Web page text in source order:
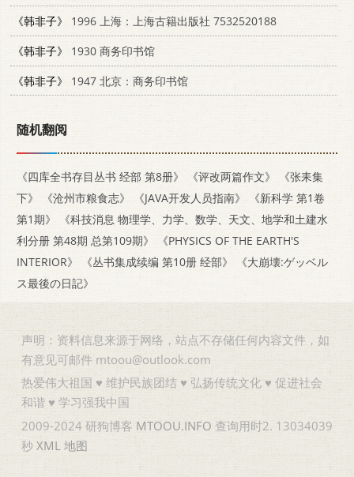
《韩非子》
1996 上海：上海古籍出版社 7532520188
《韩非子》
1930 商务印书馆
《韩非子》
1947 北京：商务印书馆
随机翻阅
《四库全书存目丛书 经部 第8册》 《评改两篇作文》
《张耒集
下》
《沧州市粮食志》 《JAVA开发人员指南》
《新科学 第1卷
第1期》
《科技消息 物理学、力学、数学、天文、地学和土建水
利分册 第48期 总第109期》
《PHYSICS OF THE EARTH'S
INTERIOR》
《丛书集成续编 第10册 经部》
《大崩壊:ゲッベル
ス最後の日記》
声明：资料信息来源于网络，站点不存储任何内容文件，如
有意见可邮件 mtoou@outlook.com
热爱伟大祖国 ♥ 维护民族团结 ♥ 弘扬传统文化 ♥ 促进社会
和谐 ♥ 学习强我中国
2009-2024 研狗博客 MTOOU.INFO 查询用时2. 13034039
秒 XML 地图